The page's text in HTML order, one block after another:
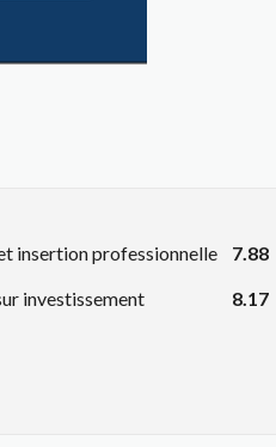
insertion professionnelle
7.88
investissement
8.17